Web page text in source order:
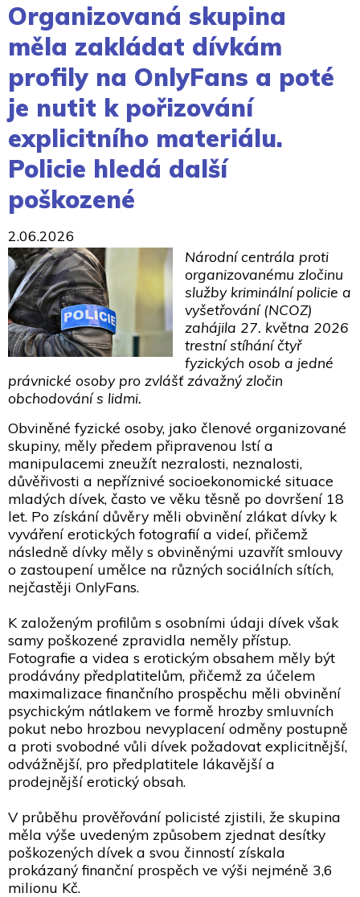
Organizovaná skupina
měla zakládat dívkám
profily na OnlyFans a poté
je nutit k pořizování
explicitního materiálu.
Policie hledá další
poškozené
2.06.2026
Národní centrála proti
organizovanému zločinu
služby kriminální policie a
vyšetřování (NCOZ)
zahájila 27. května 2026
trestní stíhání čtyř
fyzických osob a jedné
právnické osoby pro zvlášť závažný zločin
obchodování s lidmi.
Obviněné fyzické osoby, jako členové organizované
skupiny, měly předem připravenou lstí a
manipulacemi zneužít nezralosti, neznalosti,
důvěřivosti a nepříznivé socioekonomické situace
mladých dívek, často ve věku těsně po dovršení 18
let. Po získání důvěry měli obvinění zlákat dívky k
vyváření erotických fotografií a videí, přičemž
následně dívky měly s obviněnými uzavřít smlouvy
o zastoupení umělce na různých sociálních sítích,
nejčastěji OnlyFans.
K založeným profilům s osobními údaji dívek však
samy poškozené zpravidla neměly přístup.
Fotografie a videa s erotickým obsahem měly být
prodávány předplatitelům, přičemž za účelem
maximalizace finančního prospěchu měli obvinění
psychickým nátlakem ve formě hrozby smluvních
pokut nebo hrozbou nevyplacení odměny postupně
a proti svobodné vůli dívek požadovat explicitnější,
odvážnější, pro předplatitele lákavější a
prodejnější erotický obsah.
V průběhu prověřování policisté zjistili, že skupina
měla výše uvedeným způsobem zjednat desítky
poškozených dívek a svou činností získala
prokázaný finanční prospěch ve výši nejméně 3,6
milionu Kč.